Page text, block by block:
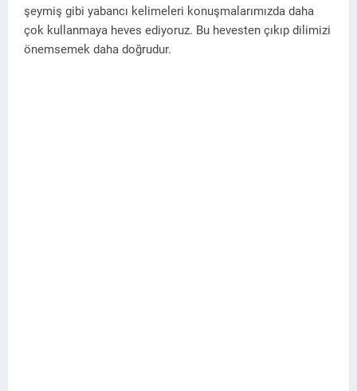
şeymiş gibi yabancı kelimeleri konuşmalarımızda daha
çok kullanmaya heves ediyoruz. Bu hevesten çıkıp dilimizi
önemsemek daha doğrudur.